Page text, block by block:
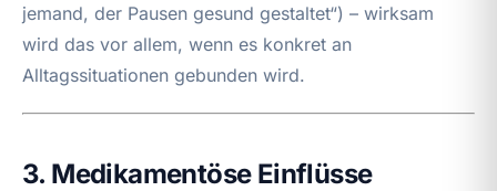
jemand, der Pausen gesund gestaltet“) – wirksam
wird das vor allem, wenn es konkret an
Alltagssituationen gebunden wird.
3. Medikamentöse Einflüsse